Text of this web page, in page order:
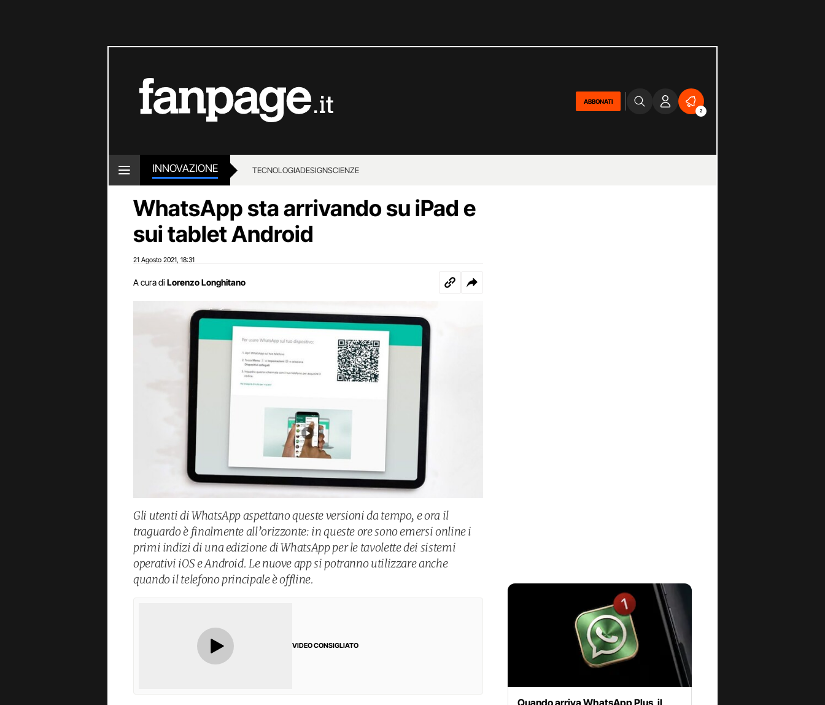
ABBONATI
2
INNOVAZIONE TECNOLOGIADESIGNSCIENZE
WhatsApp sta arrivando su iPad e
sui tablet Android
21 Agosto 2021 18:31
A cura di Lorenzo Longhitano
Gli utenti di WhatsApp aspettano queste versioni da tempo, e ora il
traguardo è finalmente all’orizzonte: in queste ore sono emersi online i
primi indizi di una edizione di WhatsApp per le tavolette dei sistemi
operativi iOS e Android. Le nuove app si potranno utilizzare anche
quando il telefono principale è offline.
VIDEO CONSIGLIATO
Quando arriva WhatsApp Plus, il